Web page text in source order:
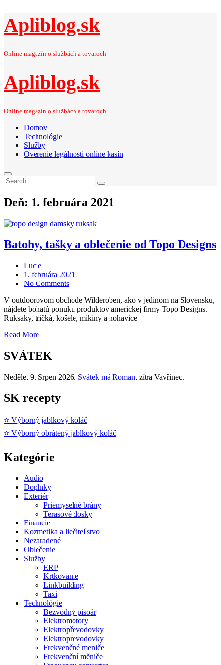
Apliblog.sk
Online magazín o službách a tovaroch
Apliblog.sk
Online magazín o službách a tovaroch
Domov
Technológie
Služby
Overenie legálnosti online kasín
Search
for:
Search
Deň: 1. februára 2021
Batohy, tašky a oblečenie od Topo Designs
Lucie
Posted
on
1. februára 2021
No Comments
V outdoorovom obchode Wilderoben, ako v jedinom na Slovensku,
nájdete bohatú ponuku produktov americkej firmy Topo Designs.
Ruksaky, tričká, košele, mikiny a nohavice
Read More„Batohy,
a
oblečenie
Topo
SVÁTEK
Neděle, 9. Srpen 2026. Svátek má Roman, zítra Vavřinec.
SK recepty
⭐ Výborný jablkový koláč
⭐ Výborný obrátený jablkový koláč
Kategórie
Audio
Doplnky
Exteriér
Priemyselné brány
Terasové dosky
Financie
Kozmetika a liečiteľstvo
Nezaradené
Oblečenie
Služby
ERP
Krtkovanie
Linkbuilding
Taxi
Technológie
Bezvodný pisoár
Elektromotory
Elektropřevodovky
Elektroprevodovky
Frekvenčné meniče
Frekvenční měniče